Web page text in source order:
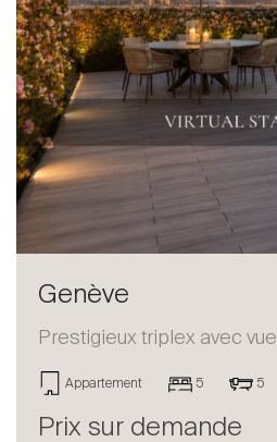
Genève
Prestigieux triplex avec
Appartement 5 5
Prix sur demande